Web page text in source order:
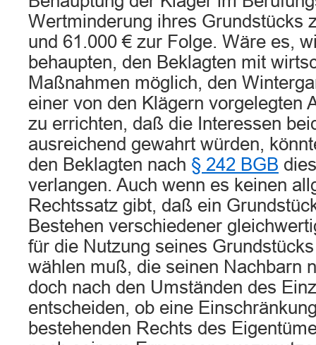
Wertminderung ihres Grundstücks
und 61.000 € zur Folge. Wäre es,
behaupten, den Beklagten mit
Maßnahmen möglich, den
einer von den Klägern vorgelegten
zu errichten, daß die Interessen
ausreichend gewahrt würden,
den Beklagten nach § 242 BGB
verlangen. Auch wenn es keinen
Rechtssatz gibt, daß ein
Bestehen verschiedener
für die Nutzung seines
wählen muß, die seinen Nachbarn
doch nach den Umständen des
entscheiden, ob eine
bestehenden Rechts des